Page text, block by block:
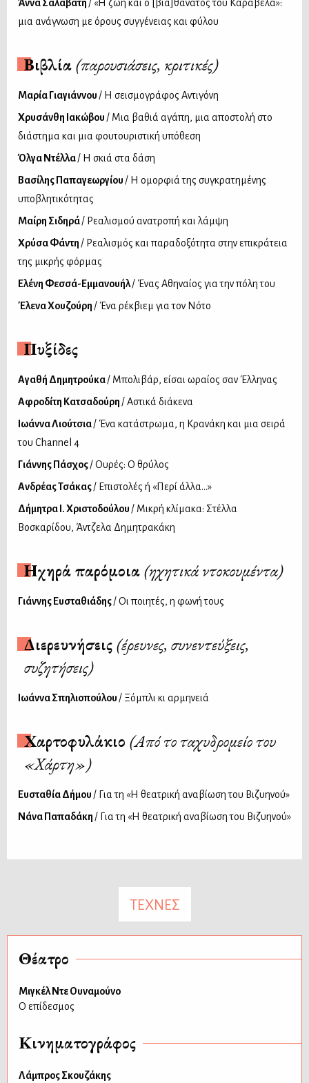
Άννα Σαλαβάτη / «Η ζωή και ο [βια]θάνατος του Καραβέλα»:
μια ανάγνωση με όρους συγγένειας και φύλου
Βιβλία(παρουσιάσεις, κριτικές)
Μαρία Γιαγιάννου / Η σεισμογράφος Αντιγόνη
Χρυσάνθη Ιακώβου / Μια βαθιά αγάπη, μια αποστολή στο
διάστημα και μια φουτουριστική υπόθεση
Όλγα Ντέλλα/ Η σκιά στα δάση
Βασίλης Παπαγεωργίου / Η ομορφιά της συγκρατημένης
υποβλητικότητας
Μαίρη Σιδηρά/ Ρεαλισμού ανατροπή και λάμψη
Χρύσα Φάντη / Ρεαλισμός και παραδοξότητα στην επικράτεια
της μικρής φόρμας
Ελένη Φεσσά-Εµµανουήλ/ Ένας Αθηναίος για την πόλη του
Έλενα Χουζούρη / Ένα ρέκβιεμ για τον Νότο
Πυξίδες
Αγαθή Δημητρούκα/ Μπολιβάρ, είσαι ωραίος σαν Έλληνας
Αφροδίτη Κατσαδούρη / Αστικά διάκενα
Ιωάννα Λιούτσια/ Ένα κατάστρωμα, η Κρανάκη και μια σειρά
του Channel 4
Γιάννης Πάσχος/ Ουρές: Ο θρύλος
Ανδρέας Τσάκας/ Επιστολές ή «Περί άλλα...»
Δήμητρα Ι. Χριστοδούλου / Μικρή κλίμακα: Στέλλα
Βοσκαρίδου, Άντζελα Δημητρακάκη
Ηχηρά παρόμοια(ηχητικά ντοκουμέντα)
Γιάννης Ευσταθιάδης/ Οι ποιητές, η φωνή τους
Διερευνήσεις(έρευνες, συνεντεύξεις,
συζητήσεις)
Ιωάννα Σπηλιοπούλου / Ξόμπλι κι αρμηνειά
Χαρτοφυλάκιο (Από το ταχυδρομείο του
«Χάρτη»)
Ευσταθία Δήμου / Για τη «Η θεατρική αναβίωση του Βιζυηνού»
Νάνα Παπαδάκη / Για τη «Η θεατρική αναβίωση του Βιζυηνού»
ΤΕΧΝΕΣ
Θέατρο
Μιγκέλ Ντε Ουναμούνο
Ο επίδεσμος
Κινηματογράφος
Λάμπρος Σκουζάκης